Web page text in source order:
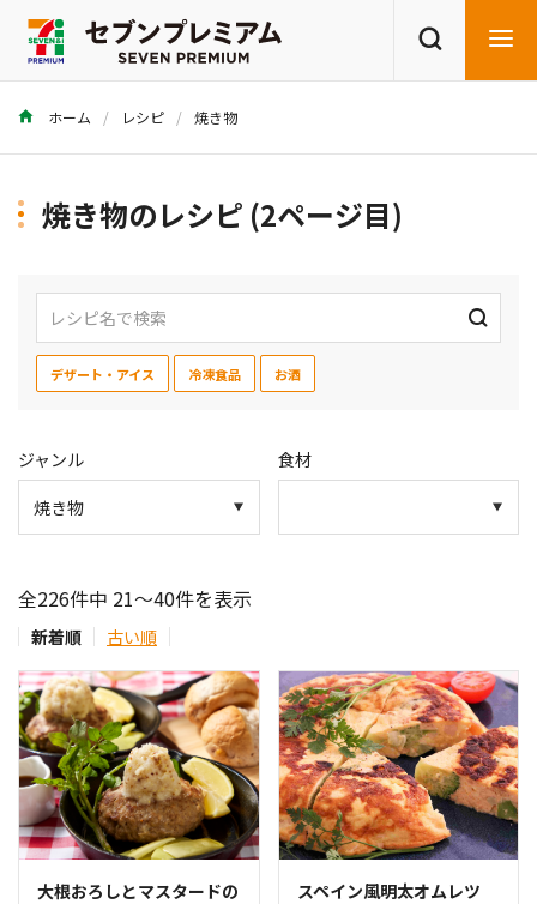
商品を探す レシピを探す
ホーム レシピ 焼き物
焼き物のレシピ (2ページ目)
デザート・アイス 冷凍食品 お酒
ジャンル 食材
全226件中 21～40件を表示
新着順 古い順
大根おろしとマスタードの
スペイン風明太オムレツ